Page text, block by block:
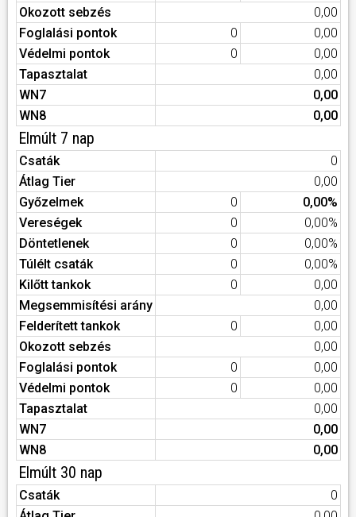
Okozott sebzés
0,00
Foglalási pontok
0
0,00
Védelmi pontok
0
0,00
Tapasztalat
0,00
WN7
0,00
WN8
0,00
Elmúlt 7 nap
Csaták
0
Átlag Tier
0,00
Győzelmek
0
0,00%
Vereségek
0
0,00%
Döntetlenek
0
0,00%
Túlélt csaták
0
0,00%
Kilőtt tankok
0
0,00
Megsemmisítési arány
0,00
Felderített tankok
0
0,00
Okozott sebzés
0,00
Foglalási pontok
0
0,00
Védelmi pontok
0
0,00
Tapasztalat
0,00
WN7
0,00
WN8
0,00
Elmúlt 30 nap
Csaták
0